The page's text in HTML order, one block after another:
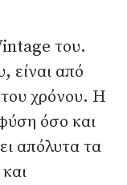
του.
είναι από
χρόνου. Η
όσο και
απόλυτα τα